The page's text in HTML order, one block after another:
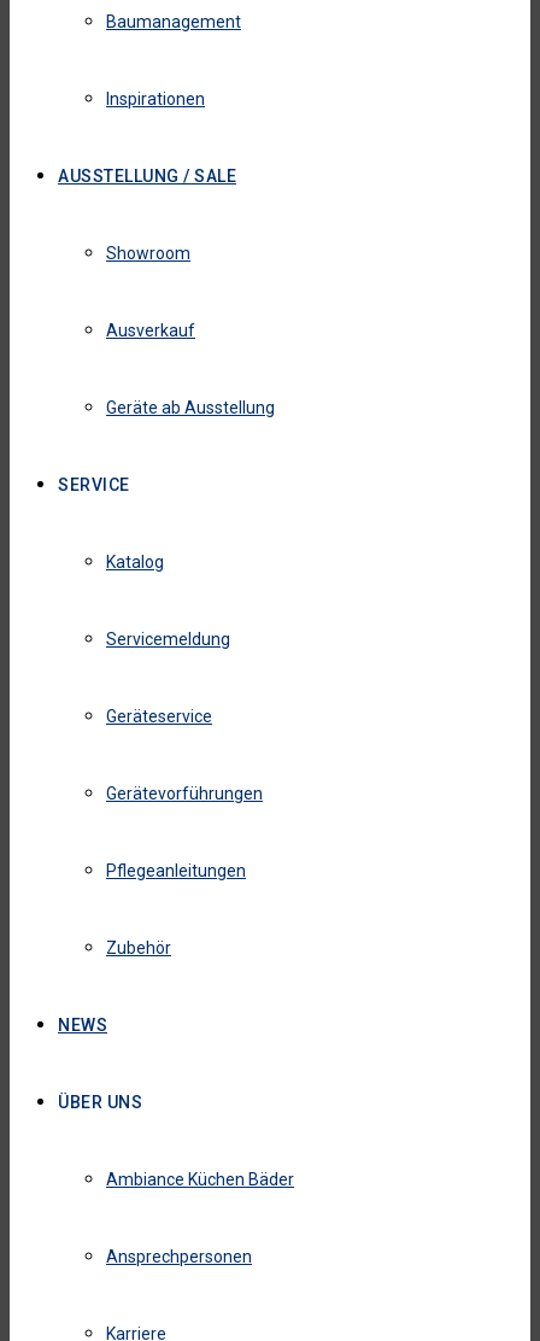
Baumanagement
Inspirationen
AUSSTELLUNG / SALE
Showroom
Ausverkauf
Geräte ab Ausstellung
SERVICE
Katalog
Servicemeldung
Geräteservice
Gerätevorführungen
Pflegeanleitungen
Zubehör
NEWS
ÜBER UNS
Ambiance Küchen Bäder
Ansprechpersonen
Karriere